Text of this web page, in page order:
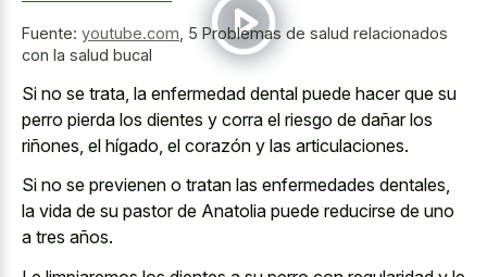
Fuente: youtube.com 5 Problemas de salud relacionados
con la salud bucal
Si no se trata, la enfermedad dental puede hacer que su
perro pierda los dientes y corra el riesgo de dañar los
riñones, el hígado, el corazón y las articulaciones.
Si no se previenen o tratan las enfermedades dentales,
la vida de su pastor de Anatolia puede reducirse de uno
a tres años.